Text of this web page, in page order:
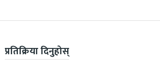
प्रतिक्रिया दिनुहोस्